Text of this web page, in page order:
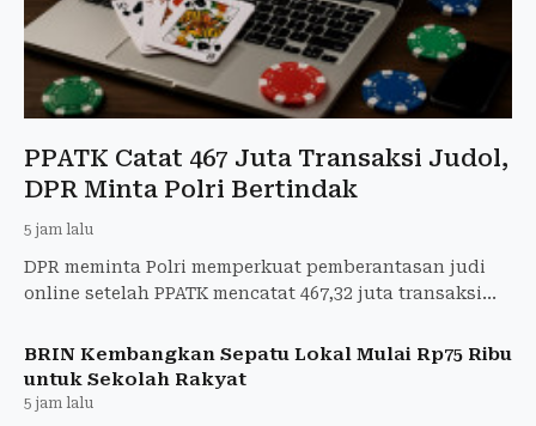
PPATK Catat 467 Juta Transaksi Judol,
DPR Minta Polri Bertindak
5 jam lalu
DPR meminta Polri memperkuat pemberantasan judi
online setelah PPATK mencatat 467,32 juta transaksi
BRIN Kembangkan Sepatu Lokal Mulai Rp75 Ribu
untuk Sekolah Rakyat
5 jam lalu